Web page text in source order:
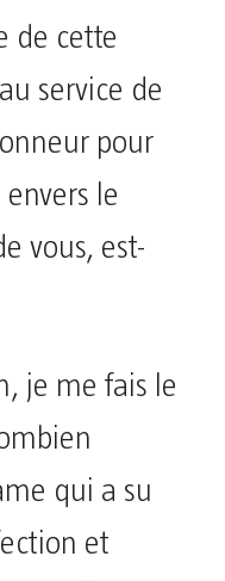
de cette
service de
pour
le
vous, est-
je me fais le
qui a su
et